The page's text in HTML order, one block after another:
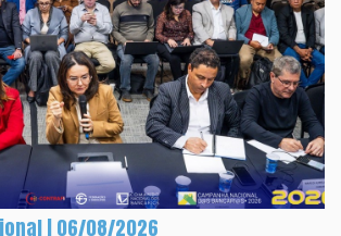
| 06/08/2026